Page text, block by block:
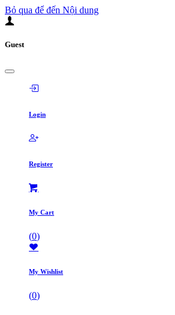
Bỏ qua để đến Nội dung
Guest
Login
Register
My Cart
(0)
My Wishlist
(0)